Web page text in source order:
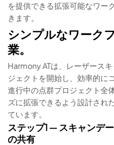
を提供できる拡張可能なワー
きます。
シンプルなワーク
業。
Harmony ATは、レーザース
ジェクトを開始し、効率的に
進行中の点群プロジェクト全
ズに拡張できるよう設計され
ています。
ステップ1 ― スキャンデ
の共有